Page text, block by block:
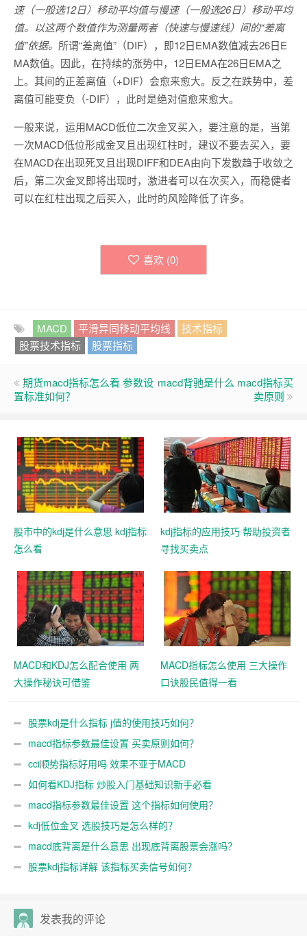
速（一般选12日）移动平均值与慢速（一般选26日）移动平均
值。以这两个数值作为测量两者（快速与慢速线）间的“差离
值”依据。 所谓“差离值”（DIF），即12日EMA数值减去26日E
MA数值。因此，在持续的涨势中，12日EMA在26日EMA之
上。其间的正差离值（+DIF）会愈来愈大。反之在跌势中，差
离值可能变负（-DIF），此时是绝对值愈来愈大。
一般来说，运用MACD低位二次金叉买入，要注意的是，当第
一次MACD低位形成金叉且出现红柱时，建议不要去买入，要
在MACD在出现死叉且出现DIFF和DEA由向下发散趋于收敛之
后，第二次金叉即将出现时，激进者可以在次买入，而稳健者
可以在红柱出现之后买入，此时的风险降低了许多。
喜欢 (0)
MACD 平滑异同移动平均线
技术指标
股票技术指标
股票指标
期货macd指标怎么看 参数设
置标准如何？
macd背驰是什么 macd指标买
卖原则
股市中的kdj是什么意思 kdj指标
怎么看
kdj指标的应用技巧 帮助投资者
寻找买卖点
MACD和KDJ怎么配合使用 两
大操作秘诀可借鉴
MACD指标怎么使用 三大操作
口诀股民值得一看
股票kdj是什么指标 j值的使用技巧如何？
macd指标参数最佳设置 买卖原则如何？
cci顺势指标好用吗 效果不亚于MACD
如何看KDJ指标 炒股入门基础知识新手必看
macd指标参数最佳设置 这个指标如何使用？
kdj低位金叉 选股技巧是怎么样的？
macd底背离是什么意思 出现底背离股票会涨吗？
股票kdj指标详解 该指标买卖信号如何？
发表我的评论